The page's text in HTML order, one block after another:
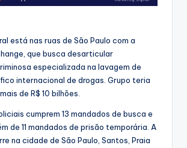
está nas ruas de São Paulo com a
que busca desarticular
especializada na lavagem de
internacional de drogas. Grupo teria
de R$ 10 bilhões.
cumprem 13 mandados de busca e
de 11 mandados de prisão temporária. A
na cidade de São Paulo, Santos, Praia